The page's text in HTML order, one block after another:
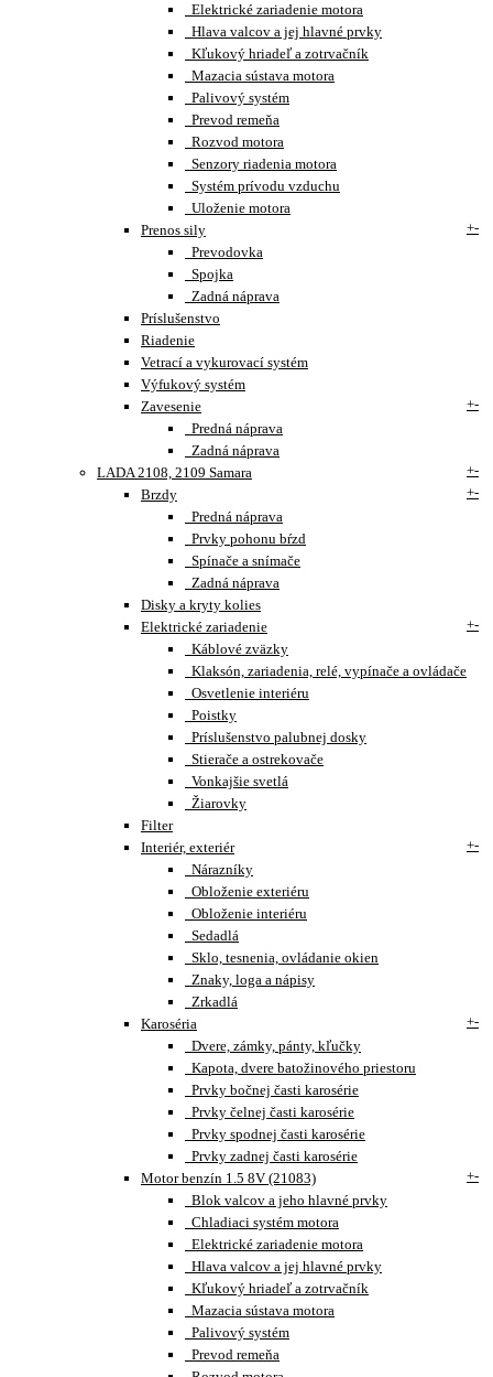
Elektrické zariadenie motora
Hlava valcov a jej hlavné prvky
Kľukový hriadeľ a zotrvačník
Mazacia sústava motora
Palivový systém
Prevod remeňa
Rozvod motora
Senzory riadenia motora
Systém prívodu vzduchu
Uloženie motora
Prenos sily
+-
Prevodovka
Spojka
Zadná náprava
Príslušenstvo
Riadenie
Vetrací a vykurovací systém
Výfukový systém
Zavesenie
+-
Predná náprava
Zadná náprava
LADA 2108, 2109 Samara
+-
Brzdy
+-
Predná náprava
Prvky pohonu bŕzd
Spínače a snímače
Zadná náprava
Disky a kryty kolies
Elektrické zariadenie
+-
Káblové zväzky
Klaksón, zariadenia, relé, vypínače a ovládače
Osvetlenie interiéru
Poistky
Príslušenstvo palubnej dosky
Stierače a ostrekovače
Vonkajšie svetlá
Žiarovky
Filter
Interiér, exteriér
+-
Nárazníky
Obloženie exteriéru
Obloženie interiéru
Sedadlá
Sklo, tesnenia, ovládanie okien
Znaky, loga a nápisy
Zrkadlá
Karoséria
+-
Dvere, zámky, pánty, kľučky
Kapota, dvere batožinového priestoru
Prvky bočnej časti karosérie
Prvky čelnej časti karosérie
Prvky spodnej časti karosérie
Prvky zadnej časti karosérie
Motor benzín 1.5 8V (21083)
+-
Blok valcov a jeho hlavné prvky
Chladiaci systém motora
Elektrické zariadenie motora
Hlava valcov a jej hlavné prvky
Kľukový hriadeľ a zotrvačník
Mazacia sústava motora
Palivový systém
Prevod remeňa